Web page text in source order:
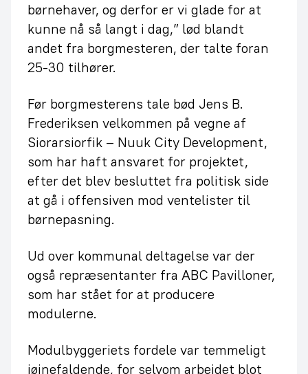
børnehaver, og derfor er vi glade for at
kunne nå så langt i dag,” lød blandt
andet fra borgmesteren, der talte foran
25-30 tilhører.
Før borgmesterens tale bød Jens B.
Frederiksen velkommen på vegne af
Siorarsiorfik – Nuuk City Development,
som har haft ansvaret for projektet,
efter det blev besluttet fra politisk side
at gå i offensiven mod ventelister til
børnepasning.
Ud over kommunal deltagelse var der
også repræsentanter fra ABC Pavilloner,
som har stået for at producere
modulerne.
Modulbyggeriets fordele var temmeligt
iøjnefaldende, for selvom arbejdet blot